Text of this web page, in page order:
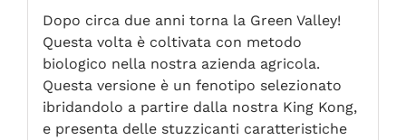
Dopo circa due anni torna la Green Valley!
Questa volta è coltivata con metodo
biologico nella nostra azienda agricola.
Questa versione è un fenotipo selezionato
ibridandolo a partire dalla nostra King Kong,
e presenta delle stuzzicanti caratteristiche